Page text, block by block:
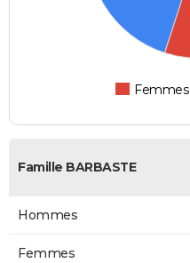
Femmes
Famille BARBASTE
Hommes
Femmes